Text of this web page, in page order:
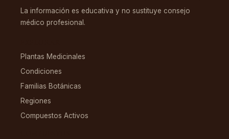
La información es educativa y no sustituye consejo
médico profesional.
Plantas Medicinales
Condiciones
Familias Botánicas
Regiones
Compuestos Activos